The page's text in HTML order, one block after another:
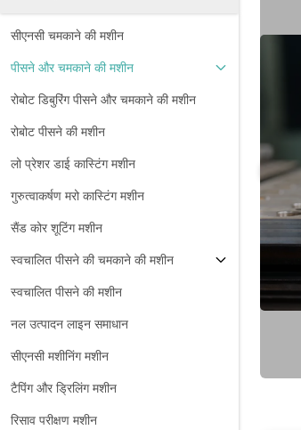
सीएनसी चमकाने की मशीन
पीसने और चमकाने की मशीन
रोबोट डिबुरिंग पीसने और चमकाने की मशीन
रोबोट पीसने की मशीन
लो प्रेशर डाई कास्टिंग मशीन
गुरुत्वाकर्षण मरो कास्टिंग मशीन
सैंड कोर शूटिंग मशीन
स्वचालित पीसने की चमकाने की मशीन
स्वचालित पीसने की मशीन
नल उत्पादन लाइन समाधान
सीएनसी मशीनिंग मशीन
टैपिंग और ड्रिलिंग मशीन
रिसाव परीक्षण मशीन